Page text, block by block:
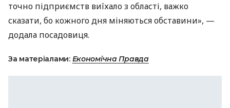
точно підприємств виїхало з області, важко
сказати, бо кожного дня міняються обставини», —
додала посадовиця.
За матеріалами: Економічна Правда